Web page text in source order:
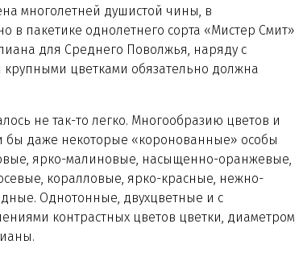
многолетней душистой чины, в
в пакетике однолетнего сорта «Мистер Смит»
для Среднего Поволжья, наряду с
цветками обязательно должна
не так-то легко. Многообразию цветов и
бы даже некоторые «коронованные» особы
ярко-малиновые, насыщенно-оранжевые,
коралловые, ярко-красные, нежно-
Однотонные, двухцветные и с
контрастных цветов цветки, диаметром